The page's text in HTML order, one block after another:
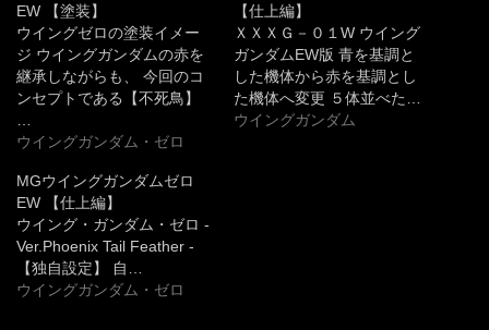
EW 【塗装】
ウイングゼロの塗装イメー
ジ ウイングガンダムの赤を
継承しながらも、 今回のコ
ンセプトである【不死鳥】
ウイングガンダム・ゼロ
【仕上編】
ＸＸＸＧ－０１W ウイング
ガンダムEW版 青を基調と
した機体から赤を基調とし
た機体へ変更 ５体並べた…
ウイングガンダム
MGウイングガンダムゼロ
EW 【仕上編】
ウイング・ガンダム・ゼロ -
Ver.Phoenix Tail Feather -
【独自設定】 自…
ウイングガンダム・ゼロ